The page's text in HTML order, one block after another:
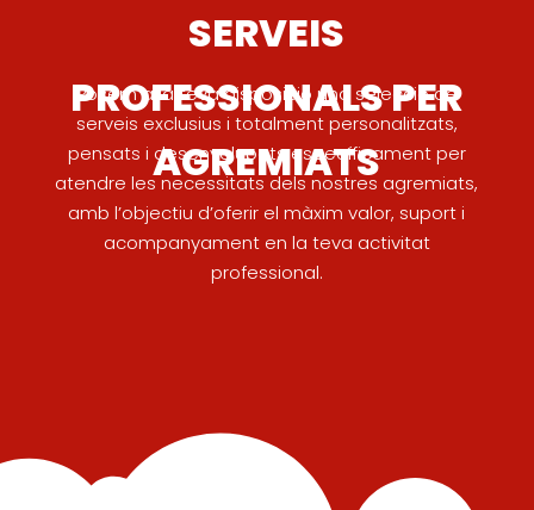
SERVEIS
PROFESSIONALS PER
AGREMIATS
Posem a la teva disposició una selecció de
serveis exclusius i totalment personalitzats,
pensats i desenvolupats específicament per
atendre les necessitats dels nostres agremiats,
amb l’objectiu d’oferir el màxim valor, suport i
acompanyament en la teva activitat
professional.